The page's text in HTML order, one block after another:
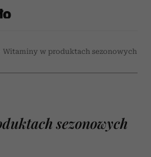
Witaminy w produktach sezonowych
sezonowych